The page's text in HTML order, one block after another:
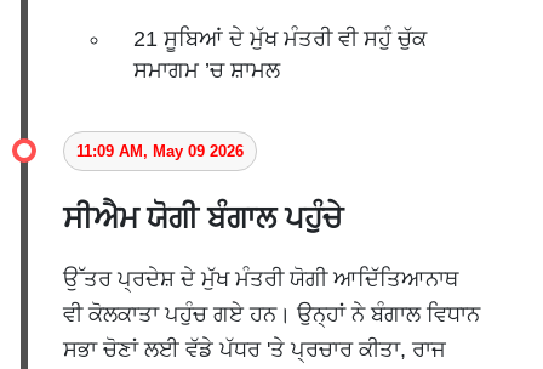
21 ਸੂਬਿਆਂ ਦੇ ਮੁੱਖ ਮੰਤਰੀ ਵੀ ਸਹੁੰ ਚੁੱਕ
ਸਮਾਗਮ ’ਚ ਸ਼ਾਮਲ
11:09 AM, May 09 2026
ਸੀਐਮ ਯੋਗੀ ਬੰਗਾਲ ਪਹੁੰਚੇ
ਉੱਤਰ ਪ੍ਰਦੇਸ਼ ਦੇ ਮੁੱਖ ਮੰਤਰੀ ਯੋਗੀ ਆਦਿੱਤਿਆਨਾਥ
ਵੀ ਕੋਲਕਾਤਾ ਪਹੁੰਚ ਗਏ ਹਨ। ਉਨ੍ਹਾਂ ਨੇ ਬੰਗਾਲ ਵਿਧਾਨ
ਸਭਾ ਚੋਣਾਂ ਲਈ ਵੱਡੇ ਪੱਧਰ 'ਤੇ ਪ੍ਰਚਾਰ ਕੀਤਾ, ਰਾਜ